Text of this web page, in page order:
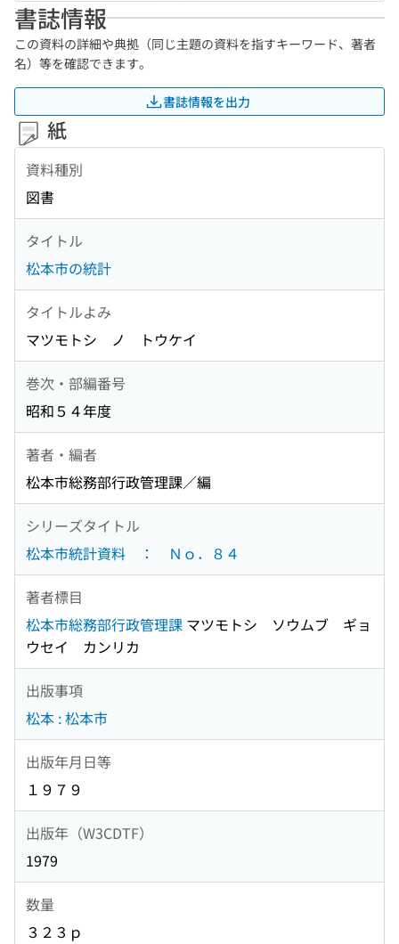
書誌情報
この資料の詳細や典拠（同じ主題の資料を指すキーワード、著者
名）等を確認できます。
書誌情報を出力
紙
資料種別
図書
タイトル
松本市の統計
タイトルよみ
マツモトシ ノ トウケイ
巻次・部編番号
昭和５４年度
著者・編者
松本市総務部行政管理課／編
シリーズタイトル
松本市統計資料 ： Ｎｏ．８４
著者標目
松本市総務部行政管理課 マツモトシ ソウムブ ギョ
ウセイ カンリカ
出版事項
松本 : 松本市
出版年月日等
１９７９
出版年（W3CDTF）
1979
数量
３２３ｐ